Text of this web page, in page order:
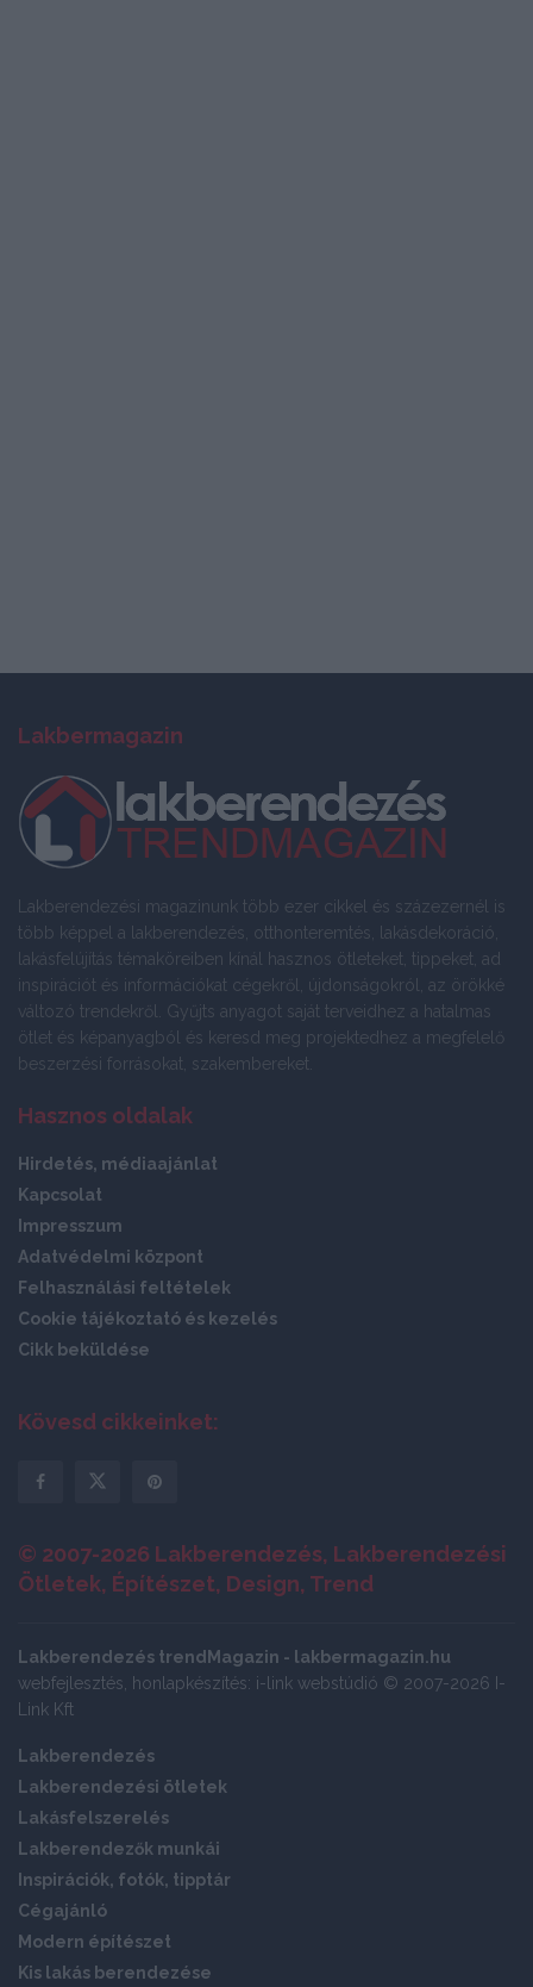
Lakbermagazin
Lakberendezési magazinunk több ezer cikkel és százezernél is
több képpel a lakberendezés, otthonteremtés, lakásdekoráció,
lakásfelújítás témaköreiben kínál hasznos ötleteket, tippeket, ad
inspirációt és információkat cégekről, újdonságokról, az örökké
változó trendekről. Gyűjts anyagot saját terveidhez a hatalmas
ötlet és képanyagból és keresd meg projektedhez a megfelelő
beszerzési forrásokat, szakembereket.
Hasznos oldalak
Hirdetés, médiaajánlat
Kapcsolat
Impresszum
Adatvédelmi központ
Felhasználási feltételek
Cookie tájékoztató és kezelés
Cikk beküldése
Kövesd cikkeinket:
© 2007-2026 Lakberendezés, Lakberendezési
Ötletek, Építészet, Design, Trend
Lakberendezés trendMagazin - lakbermagazin.hu
webfejlesztés, honlapkészítés: i-link webstúdió © 2007-2026 I-
Link Kft
Lakberendezés
Lakberendezési ötletek
Lakásfelszerelés
Lakberendezők munkái
Inspirációk, fotók, tipptár
Cégajánló
Modern építészet
Kis lakás berendezése